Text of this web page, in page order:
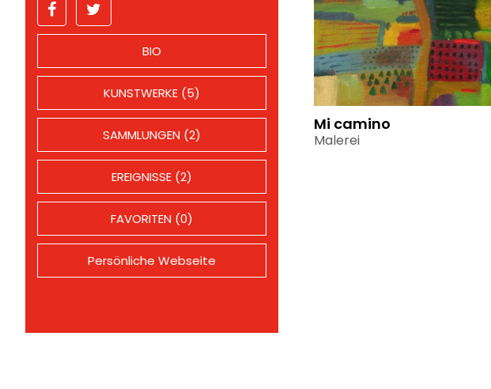
BIO
KUNSTWERKE (5)
SAMMLUNGEN (2)
EREIGNISSE (2)
FAVORITEN (0)
Persönliche Webseite
Mi camino
Malerei